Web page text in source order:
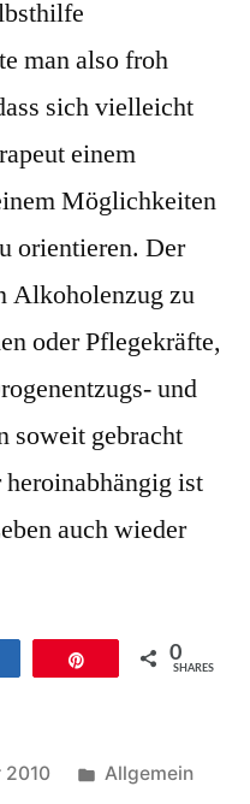
man also froh
sich vielleicht
einem
Möglichkeiten
orientieren. Der
Alkoholenzug zu
oder Pflegekräfte,
und
soweit gebracht
ist
auch wieder
0
SHARES
2010
Veröffentlicht
Allgemein